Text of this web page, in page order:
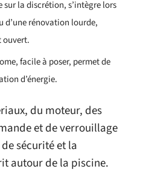
sur la discrétion, s’intègre lors
d’une rénovation lourde,
ouvert.
facile à poser, permet de
d’énergie.
du moteur, des
et de verrouillage
sécurité et la
autour de la piscine.